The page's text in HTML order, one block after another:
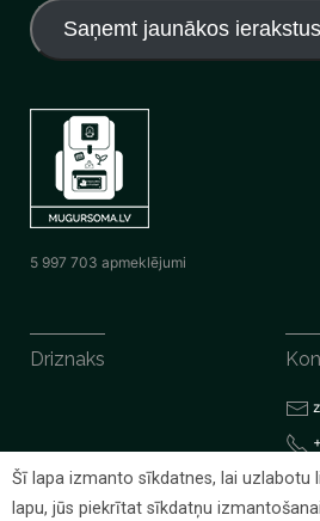
adrese
Saņemt jaunākos ierakstus
5 997 703 apmeklējumi
Driznaks
Šī lapa izmanto sīkdatnes, lai uzlabotu
lapu, jūs piekrītat sīkdatņu